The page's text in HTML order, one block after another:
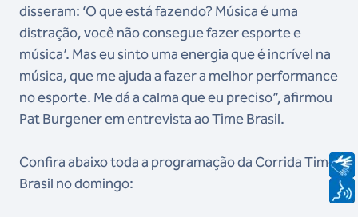
disseram: ‘O que está fazendo? Música é uma
distração, você não consegue fazer esporte e
música’. Mas eu sinto uma energia que é incrível na
música, que me ajuda a fazer a melhor performance
no esporte. Me dá a calma que eu preciso”, afirmou
Pat Burgener em entrevista ao Time Brasil.
Confira abaixo toda a programação da Corrida Time
Brasil no domingo: